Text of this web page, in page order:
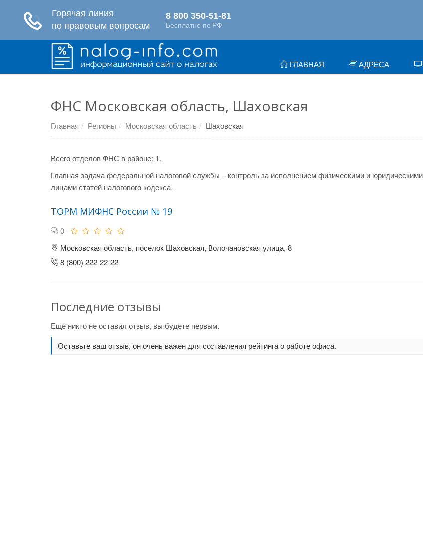
ГЛАВНАЯ АДРЕСА
ФНС Московская область, Шаховская
Главная Регионы Московская область Шаховская
Всего отделов ФНС в районе: 1.
Главная задача федеральной налоговой службы – контроль за исполнением физическими и юридическими
лицами статей налогового кодекса.
ТОРМ МИФНС России № 19
0
Московская область, поселок Шаховская, Волочановская улица, 8
8 (800) 222-22-22
Последние отзывы
Ещё никто не оставил отзыв, вы будете первым.
Оставьте ваш отзыв, он очень важен для составления рейтинга о работе офиса.